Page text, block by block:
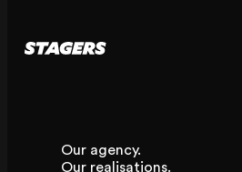
Our agency.
Our realisations.